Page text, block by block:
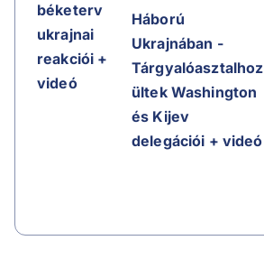
béketerv
ukrajnai
reakciói +
videó
Háború
Ukrajnában -
Tárgyalóasztalhoz
ültek Washington
és Kijev
delegációi + videó